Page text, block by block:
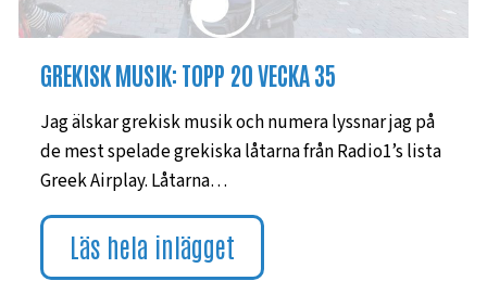
GREKISK MUSIK: TOPP 20 VECKA 35
Jag älskar grekisk musik och numera lyssnar jag på
de mest spelade grekiska låtarna från Radio1’s lista
Greek Airplay. Låtarna…
Läs hela inlägget